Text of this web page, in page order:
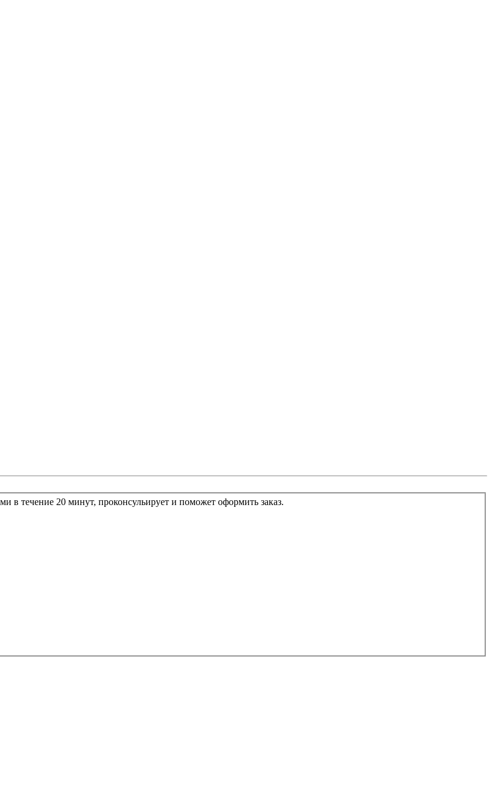
Заполните простую форму и отправьте нам. Наш менеджер свяжется с Вами в течение 20 минут, проконсульирует и поможет оформить заказ.